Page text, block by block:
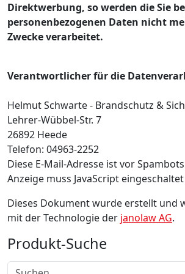
Direktwerbung, so werden die Sie
personenbezogenen Daten nicht
Zwecke verarbeitet.
Verantwortlicher für die
Helmut Schwarte - Brandschutz &
Lehrer-Wübbel-Str. 7
26892 Heede
Telefon: 04963-2252
Diese E-Mail-Adresse ist vor
Anzeige muss JavaScript
Dieses Dokument wurde erstellt und
mit der Technologie der janolaw AG.
Produkt-Suche